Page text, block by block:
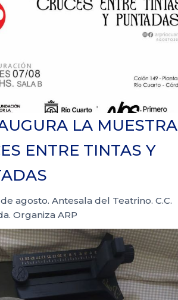
LA MUESTRA
ENTRE TINTAS Y
agosto. Antesala del Teatrino. C.C.
Organiza ARP